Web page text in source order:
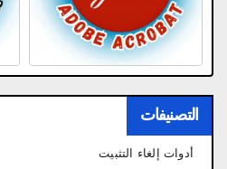
التصنيفات
أدوات إلغاء التثبيت